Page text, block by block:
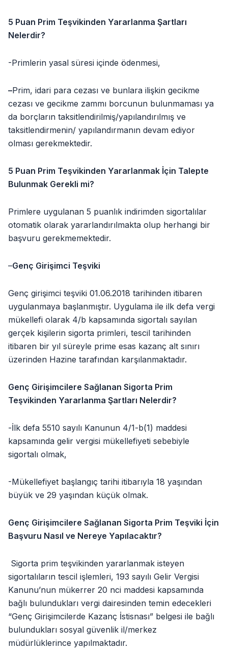
5 Puan Prim Teşvikinden Yararlanma Şartları
Nelerdir?
-Primlerin yasal süresi içinde ödenmesi,
–Prim, idari para cezası ve bunlara ilişkin gecikme
cezası ve gecikme zammı borcunun bulunmaması ya
da borçların taksitlendirilmiş/yapılandırılmış ve
taksitlendirmenin/ yapılandırmanın devam ediyor
olması gerekmektedir.
5 Puan Prim Teşvikinden Yararlanmak İçin Talepte
Bulunmak Gerekli mi?
Primlere uygulanan 5 puanlık indirimden sigortalılar
otomatik olarak yararlandırılmakta olup herhangi bir
başvuru gerekmemektedir.
–Genç Girişimci Teşviki
Genç girişimci teşviki 01.06.2018 tarihinden itibaren
uygulanmaya başlanmıştır. Uygulama ile ilk defa vergi
mükellefi olarak 4/b kapsamında sigortalı sayılan
gerçek kişilerin sigorta primleri, tescil tarihinden
itibaren bir yıl süreyle prime esas kazanç alt sınırı
üzerinden Hazine tarafından karşılanmaktadır.
Genç Girişimcilere Sağlanan Sigorta Prim
Teşvikinden Yararlanma Şartları Nelerdir?
-İlk defa 5510 sayılı Kanunun 4/1-b(1) maddesi
kapsamında gelir vergisi mükellefiyeti sebebiyle
sigortalı olmak,
-Mükellefiyet başlangıç tarihi itibarıyla 18 yaşından
büyük ve 29 yaşından küçük olmak.
Genç Girişimcilere Sağlanan Sigorta Prim Teşviki İçin
Başvuru Nasıl ve Nereye Yapılacaktır?
Sigorta prim teşvikinden yararlanmak isteyen
sigortalıların tescil işlemleri, 193 sayılı Gelir Vergisi
Kanunu’nun mükerrer 20 nci maddesi kapsamında
bağlı bulundukları vergi dairesinden temin edecekleri
“Genç Girişimcilerde Kazanç İstisnası” belgesi ile bağlı
bulundukları sosyal güvenlik il/merkez
müdürlüklerince yapılmaktadır.